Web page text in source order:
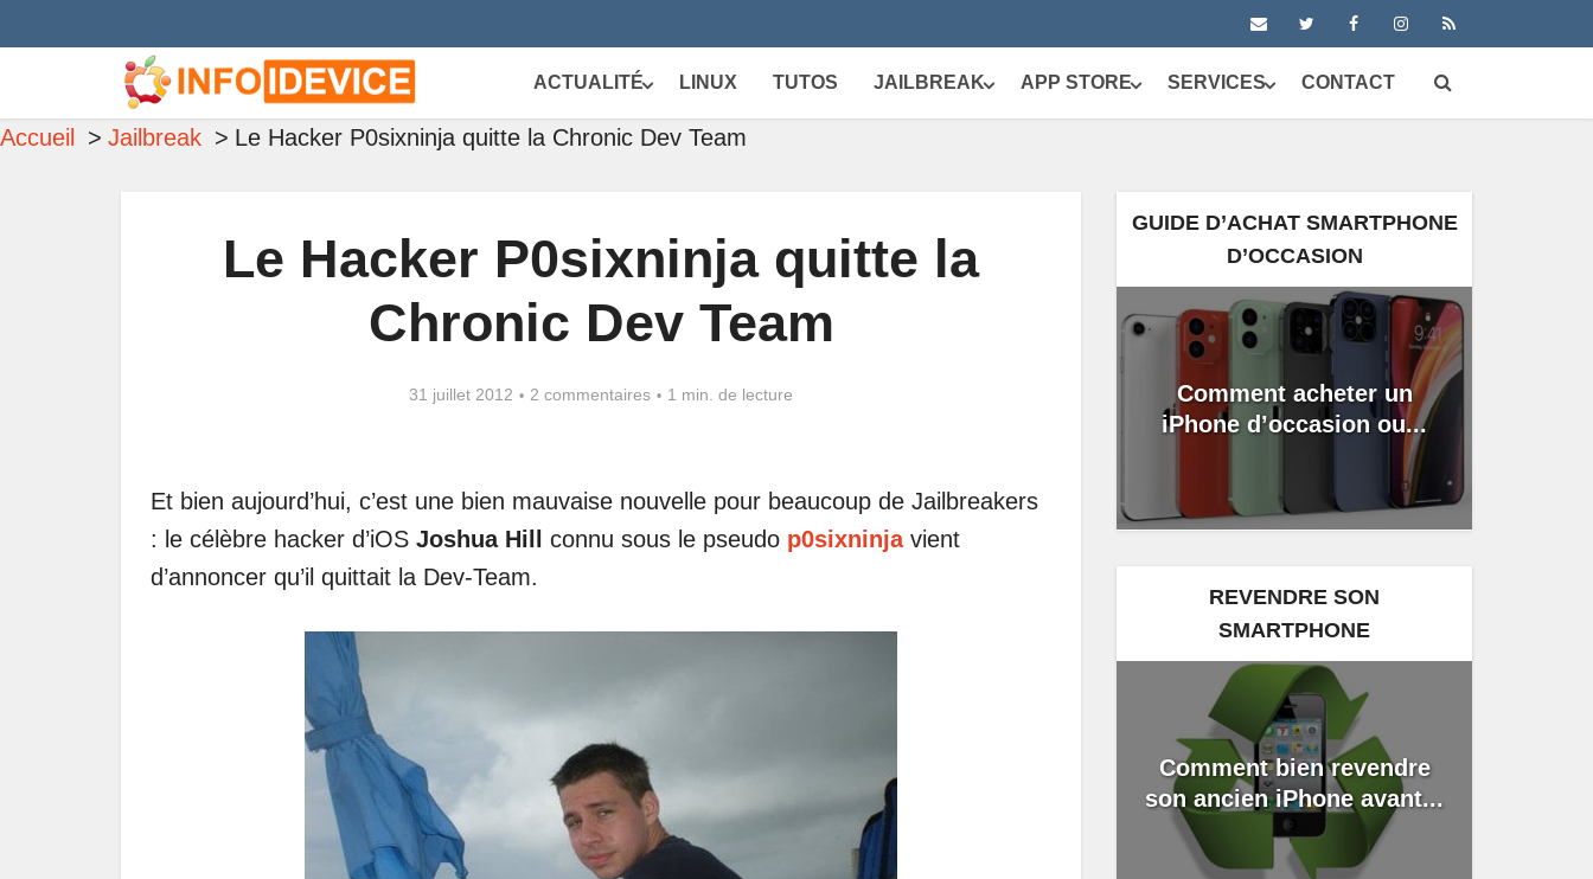
ACTUALITÉ LINUX TUTOS JAILBREAK APP STORE SERVICES CONTACT
Accueil Jailbreak Le Hacker P0sixninja quitte la Chronic Dev Team
Le Hacker P0sixninja quitte la
Chronic Dev Team
31 juillet 2012 2 commentaires 1 min. de lecture
Et bien aujourd’hui, c’est une bien mauvaise nouvelle pour beaucoup de Jailbreakers
: le célèbre hacker d’iOS Joshua Hill connu sous le pseudo p0sixninjavient
d’annoncer qu’il quittait la Dev-Team.
GUIDE D’ACHAT SMARTPHONE
D’OCCASION
Comment acheter un
iPhone d’occasion ou...
REVENDRE SON
SMARTPHONE
Comment bien revendre
son ancien iPhone avant...